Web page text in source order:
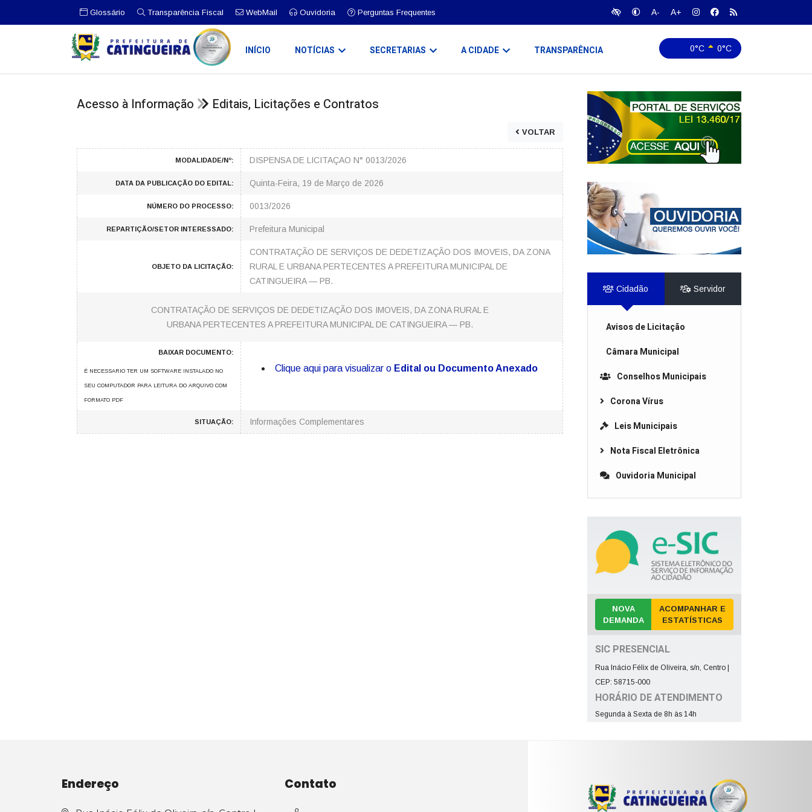
Glossário Transparência Fiscal WebMail Ouvidoria Perguntas Frequentes A- A+
0°C 0°C
INÍCIO NOTÍCIAS SECRETARIAS A CIDADE TRANSPARÊNCIA
Acesso à Informação Editais, Licitações e Contratos
VOLTAR
MODALIDADE/Nº: DISPENSA DE LICITAÇAO N° 0013/2026
DATA DA PUBLICAÇÃO DO EDITAL: Quinta-Feira, 19 de Março de 2026
NÚMERO DO PROCESSO: 0013/2026
REPARTIÇÃO/SETOR INTERESSADO: Prefeitura Municipal
OBJETO DA LICITAÇÃO:
CONTRATAÇÃO DE SERVIÇOS DE DEDETIZAÇÃO DOS IMOVEIS, DA ZONA
RURAL E URBANA PERTECENTES A PREFEITURA MUNICIPAL DE
CATINGUEIRA — PB.
CONTRATAÇÃO DE SERVIÇOS DE DEDETIZAÇÃO DOS IMOVEIS, DA ZONA RURAL E
URBANA PERTECENTES A PREFEITURA MUNICIPAL DE CATINGUEIRA — PB.
BAIXAR DOCUMENTO:
É NECESSARIO TER UM SOFTWARE INSTALADO NO
SEU COMPUTADOR PARA LEITURA DO ARQUIVO COM
FORMATO PDF
Clique aqui para visualizar o Edital ou Documento Anexado
SITUAÇÃO: Informações Complementares
Cidadão Servidor
Avisos de Licitação
Câmara Municipal
Conselhos Municipais
Corona Vírus
Leis Municipais
Nota Fiscal Eletrônica
Ouvidoria Municipal
NOVA
DEMANDA
ACOMPANHAR E
ESTATÍSTICAS
SIC PRESENCIAL
Rua Inácio Félix de Oliveira, s/n, Centro |
CEP: 58715-000
HORÁRIO DE ATENDIMENTO
Segunda à Sexta de 8h às 14h
Endereço Contato